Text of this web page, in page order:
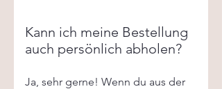
Kann ich meine Bestellung
auch persönlich abholen?
Ja, sehr gerne! Wenn du aus der